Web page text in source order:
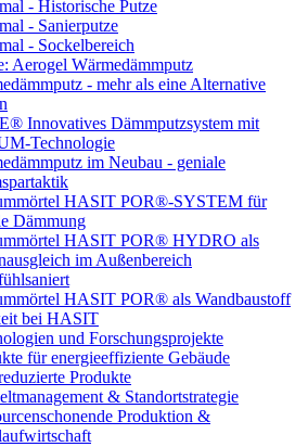
- Historische Putze
- Sanierputze
- Sockelbereich
Aerogel Wärmedämmputz
- mehr als eine Alternative
Innovatives Dämmputzsystem mit
Technologie
im Neubau - geniale
HASIT POR®-SYSTEM für
Dämmung
HASIT POR® HYDRO als
im Außenbereich
HASIT POR® als Wandbaustoff
bei HASIT
und Forschungsprojekte
für energieeffiziente Gebäude
Produkte
& Standortstrategie
Produktion &